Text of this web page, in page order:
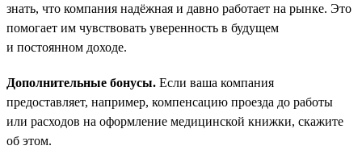
знать, что компания надёжная и давно работает на рынке. Это
помогает им чувствовать уверенность в будущем
и постоянном доходе.
Дополнительные бонусы. Если ваша компания
предоставляет, например, компенсацию проезда до работы
или расходов на оформление медицинской книжки, скажите
об этом.